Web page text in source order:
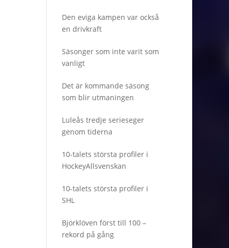
Den eviga kampen var också
en drivkraft
Säsonger som inte varit som
vanligt
Det är kommande säsong
som blir utmaningen
Luleås tredje serieseger
genom tiderna
10-talets största profiler i
HockeyAllsvenskan
10-talets största profiler i
SHL
Björklöven först till 100 –
rekord på gång